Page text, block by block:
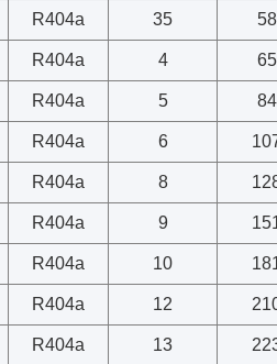
R404a 35
R404a 4
R404a 5
R404a 6
R404a 8
R404a 9
R404a 10
R404a 12
R404a 13